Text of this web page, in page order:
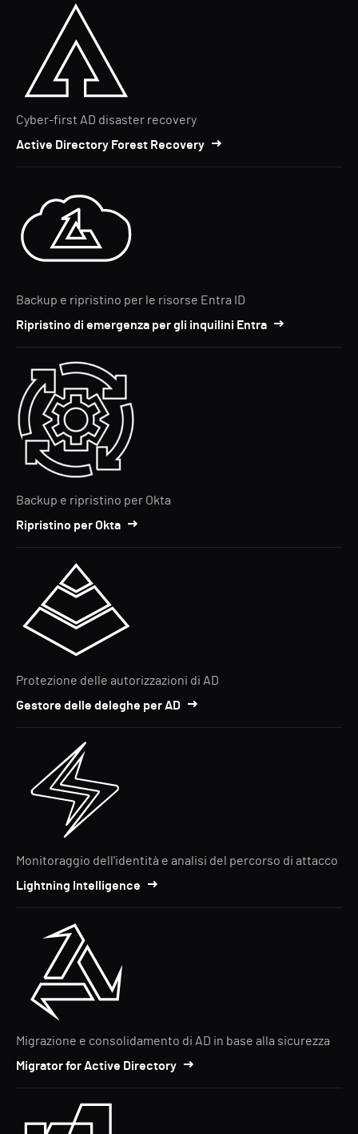
Cyber-first AD disaster recovery
Active Directory Forest Recovery
Backup e ripristino per le risorse Entra ID
Ripristino di emergenza per gli inquilini Entra
Backup e ripristino per Okta
Ripristino per Okta
Protezione delle autorizzazioni di AD
Gestore delle deleghe per AD
Monitoraggio dell'identità e analisi del percorso di attacco
Lightning Intelligence
Migrazione e consolidamento di AD in base alla sicurezza
Migrator for Active Directory